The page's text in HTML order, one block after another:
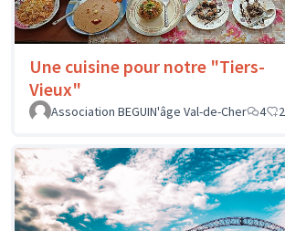
Une cuisine pour notre "Tiers-
Vieux"
Association BEGUIN'âge Val-de-Cher
4